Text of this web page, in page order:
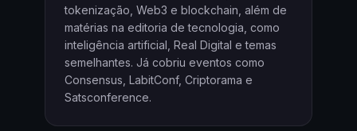
tokenização, Web3 e blockchain, além de
matérias na editoria de tecnologia, como
inteligência artificial, Real Digital e temas
semelhantes. Já cobriu eventos como
Consensus, LabitConf, Criptorama e
Satsconference.